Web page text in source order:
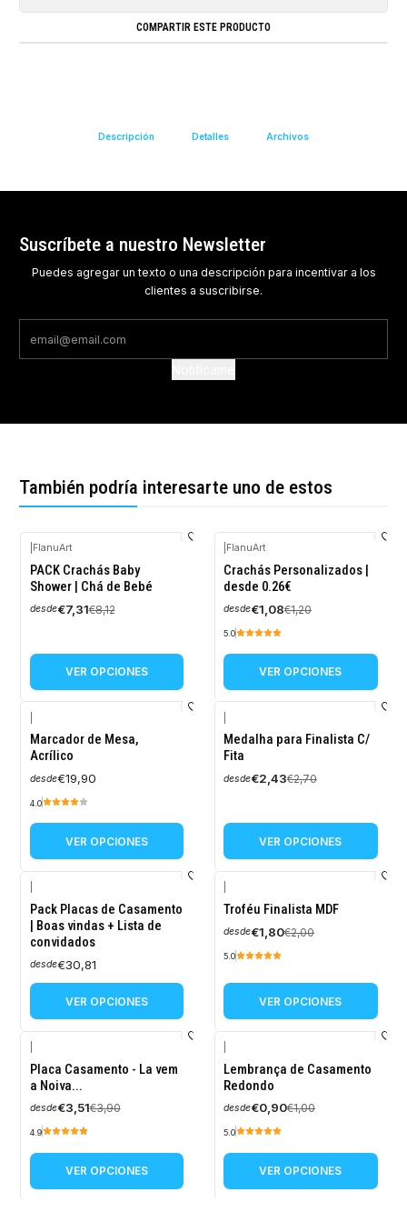
COMPARTIR ESTE PRODUCTO
Descripción Detalles Archivos
Suscríbete a nuestro Newsletter
Puedes agregar un texto o una descripción para incentivar a los
clientes a suscribirse.
También podría interesarte uno de estos
-10%
OFF
FlanuArt
PACK Crachás Baby
Shower | Chá de Bebé
desde€7,31€8,12
VER OPCIONES
-10%
OFF
FlanuArt
Crachás Personalizados |
desde 0.26€
desde€1,08€1,20
5.0
VER OPCIONES
Marcador de Mesa,
Acrílico
desde€19,90
4.0
VER OPCIONES
-10%
OFF
Medalha para Finalista C/
Fita
desde€2,43€2,70
VER OPCIONES
Pack Placas de Casamento
| Boas vindas + Lista de
convidados
desde€30,81
VER OPCIONES
-10%
OFF
Troféu Finalista MDF
desde€1,80€2,00
5.0
VER OPCIONES
-10%
OFF
Placa Casamento - La vem
a Noiva...
desde€3,51€3,90
4.9
VER OPCIONES
-10%
OFF
Lembrança de Casamento
Redondo
desde€0,90€1,00
5.0
VER OPCIONES